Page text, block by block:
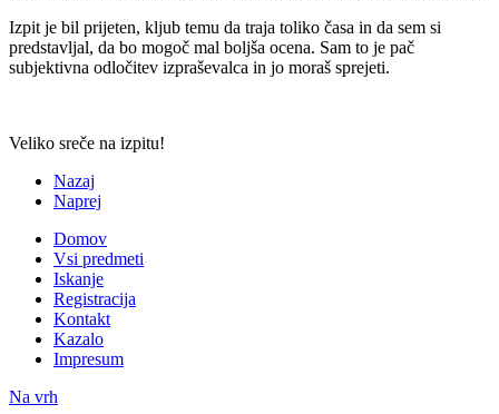
Izpit je bil prijeten, kljub temu da traja toliko časa in da sem si
predstavljal, da bo mogoč mal boljša ocena. Sam to je pač
subjektivna odločitev izpraševalca in jo moraš sprejeti.
Veliko sreče na izpitu!
Nazaj
Naprej
Domov
Vsi predmeti
Iskanje
Registracija
Kontakt
Kazalo
Impresum
Na vrh